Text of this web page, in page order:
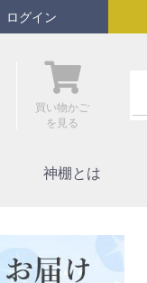
ログイン
買い物かご
を見る
神棚とは